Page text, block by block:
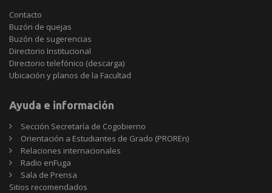
Contacto
Buzón de quejas
Buzón de sugerencias
Directorio Institucional
Directorio telefónico (descarga)
Ubicación y planos de la Facultad
Ayuda e información
Sección Secretaría de Cogobierno
Orientación a Estudiantes de Grado (PROREn)
Relaciones internacionales
Radio enFuga
Sala de Prensa
Sitios
Sitios recomendados